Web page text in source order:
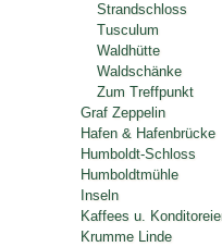
Strandschloss
Tusculum
Waldhütte
Waldschänke
Zum Treffpunkt
Graf Zeppelin
Hafen & Hafenbrücke
Humboldt-Schloss
Humboldtmühle
Inseln
Kaffees u.
Krumme Linde